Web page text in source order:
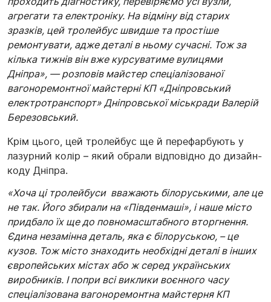
агрегати та електроніку. На відміну від старих
зразків, цей тролейбус швидше та простіше
ремонтувати, адже деталі в ньому сучасні. Тож за
кілька тижнів він вже курсуватиме вулицями
Дніпра», — розповів майстер спеціалізованої
вагоноремонтної майстерні КП «Дніпровський
електротранспорт» Дніпровської міськради Валерій
Березовський.
Крім цього, цей тролейбус ще й перефарбують у
лазурний колір – який обрали відповідно до дизайн-
коду Дніпра.
«Хоча ці тролейбуси вважають білоруськими, але це
не так. Його збирали на «Південмаші», і наше місто
придбало їх ще до повномасштабного вторгнення.
Єдина незамінна деталь, яка є білоруською, – це
кузов. Тож місто знаходить необхідні деталі в інших
європейських містах або ж серед українських
виробників. І попри всі виклики воєнного часу
спеціалізована вагоноремонтна майстерня КП